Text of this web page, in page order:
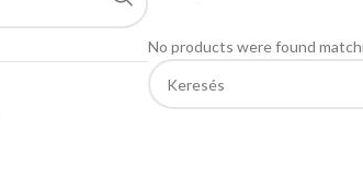
No products were found